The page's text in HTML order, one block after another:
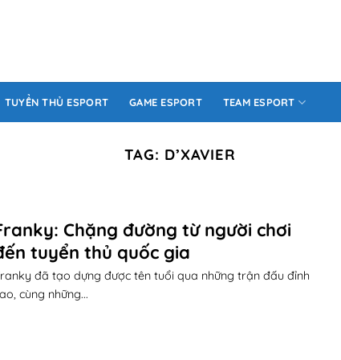
TUYỂN THỦ ESPORT GAME ESPORT TEAM ESPORT
TAG: D’XAVIER
Chặng đường từ người chơi
tuyển thủ quốc gia
đã tạo dựng được tên tuổi qua những trận đấu đỉnh
cùng những...